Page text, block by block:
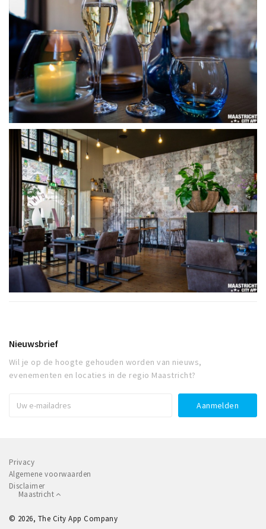
Nieuwsbrief
Wil je op de hoogte gehouden worden van nieuws,
evenementen en locaties in de regio Maastricht?
Privacy
Algemene voorwaarden
Disclaimer
Maastricht
© 2026, The City App Company